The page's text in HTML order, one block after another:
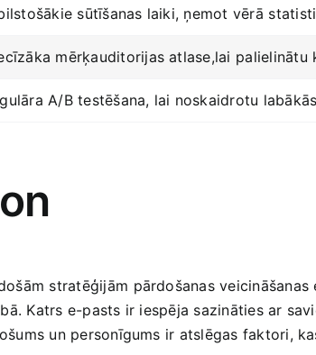
sūtīšanas‍ laiki, ņemot vērā⁢
mērķauditorijas atlase,lai ⁤palielinātu
A/B testēšana, lai noskaidrotu
stratēģijām⁣ pārdošanas‌
Katrs e-pasts ir iespēja sazināties ar
un personīgums ir atslēgas faktori,